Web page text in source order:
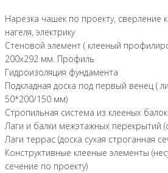
Нарезка чашек по проекту, сверление
нагеля, электрику
Стеновой элемент ( клееный
200х292 мм. Профиль
Гидроизоляция фундамента
Подкладная доска под первый венец (
50*200/150 мм)
Стропильная система из клееных
Лаги и балки межэтажных перекрытий
Лаги террас (доска сухая строганная
Конструктивные клееные элементы
сечение по проекту)